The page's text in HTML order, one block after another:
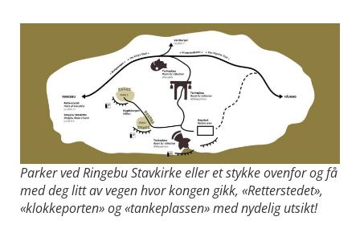
Parker ved Ringebu Stavkirke eller et stykke ovenfor og få
med deg litt av vegen hvor kongen gikk, «Retterstedet»,
«klokkeporten» og «tankeplassen» med nydelig utsikt!